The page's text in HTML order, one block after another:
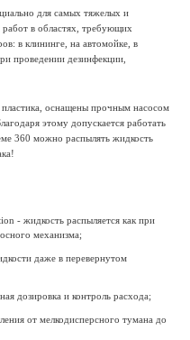
для самых тяжелых и
в областях, требующих
в клининге, на автомойке, в
проведении дезинфекции,
оснащены прочным насосом
этому допускается работать
360 можно распылять жидкость
- жидкость распыляется как при
механизма;
даже в перевернутом
дозировка и контроль расхода;
от мелкодисперсного тумана до